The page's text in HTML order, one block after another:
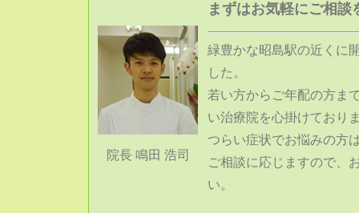
院長 鳴田 浩司
まずはお気軽にご相談
緑豊かな昭島駅の近くに
した。
若い方からご年配の方ま
い治療院を心掛けており
つらい症状でお悩みの方
ご相談に応じますので、
い。